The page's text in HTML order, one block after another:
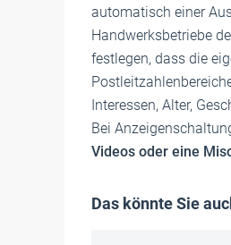
automatisch einer
Handwerksbetriebe
festlegen, dass die
Interessen, Alter,
Bei
Videos oder eine
Das könnte Sie